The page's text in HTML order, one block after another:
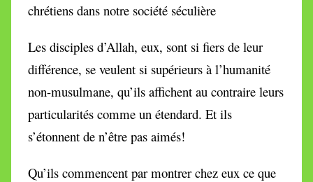
chrétiens dans notre société séculière
Les disciples d’Allah, eux, sont si fiers de leur
différence, se veulent si supérieurs à l’humanité
non-musulmane, qu’ils affichent au contraire leurs
particularités comme un étendard. Et ils
s’étonnent de n’être pas aimés!
Qu’ils commencent par montrer chez eux ce que